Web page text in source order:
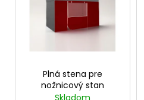
Plná stena pre
nožnicový stan
Skladom